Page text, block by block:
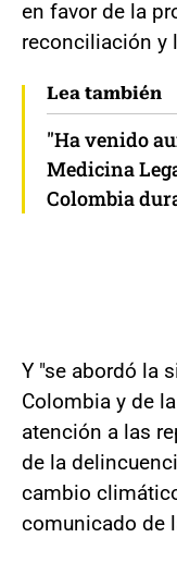
en favor de la
reconciliación y
Lea también
"Ha venido
Medicina
Colombia
Y "se abordó la
Colombia y de
atención a las
de la
cambio
comunicado de